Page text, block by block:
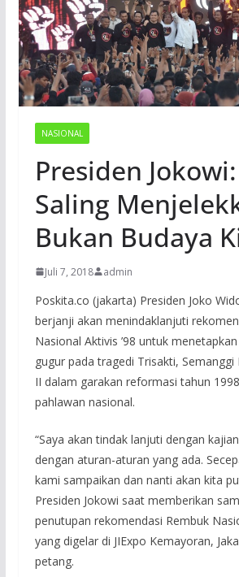
NASIONAL
Presiden
Saling
Bukan Budaya
Juli 7, 2018 admin
Poskita.co (jakarta) Presiden Joko
berjanji akan menindaklanjuti
Nasional Aktivis ’98 untuk
gugur pada tragedi Trisakti, Semanggi
II dalam garakan reformasi tahun
pahlawan nasional.
“Saya akan tindak lanjuti dengan
dengan aturan-aturan yang ada.
kami sampaikan dan nanti akan kita
Presiden Jokowi saat memberikan
penutupan rekomendasi Rembuk
yang digelar di JIExpo Kemayoran,
petang.